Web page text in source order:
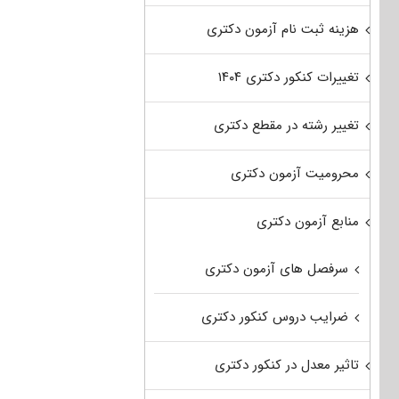
هزینه ثبت نام آزمون دکتری
تغییرات کنکور دکتری ۱۴۰۴
تغییر رشته در مقطع دکتری
محرومیت آزمون دکتری
منابع آزمون دکتری
سرفصل های آزمون دکتری
ضرایب دروس کنکور دکتری
تاثیر معدل در کنکور دکتری